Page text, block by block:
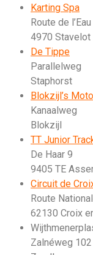
Karting Spa
Route de
4970 Stavelot
De Tippe
Parallelweg
Staphorst
Blokzijl’s
Kanaalweg
Blokzijl
TT Junior
De Haar 9
9405 TE
Circuit de
Route
62130 Croix
Zalnéweg 102